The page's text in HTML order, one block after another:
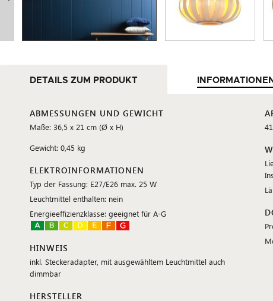
DETAILS ZUM PRODUKT
ABMESSUNGEN UND GEWICHT
Maße: 36,5 x 21 cm (Ø x H)
Gewicht: 0,45 kg
ELEKTROINFORMATIONEN
Typ der Fassung: E27/E26 max. 25 W
Leuchtmittel enthalten: nein
Energieeffizienzklasse: geeignet für A-G
HINWEIS
inkl. Steckeradapter, mit ausgewähltem Leuchtmittel auch
dimmbar
HERSTELLER